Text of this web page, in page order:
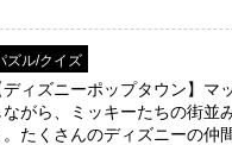
ズル/クイズ
ディズニーポップタウン】マ
ながら、ミッキーたちの街並
。たくさんのディズニーの仲